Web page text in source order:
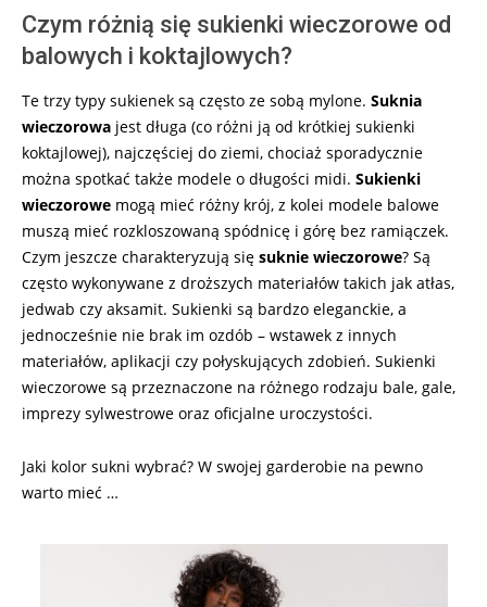
Czym różnią się sukienki wieczorowe od
balowych i koktajlowych?
Te trzy typy sukienek są często ze sobą mylone. Suknia
wieczorowa jest długa (co różni ją od krótkiej sukienki
koktajlowej), najczęściej do ziemi, chociaż sporadycznie
można spotkać także modele o długości midi. Sukienki
wieczorowe mogą mieć różny krój, z kolei modele balowe
muszą mieć rozkloszowaną spódnicę i górę bez ramiączek.
Czym jeszcze charakteryzują się suknie wieczorowe? Są
często wykonywane z droższych materiałów takich jak atłas,
jedwab czy aksamit. Sukienki są bardzo eleganckie, a
jednocześnie nie brak im ozdób – wstawek z innych
materiałów, aplikacji czy połyskujących zdobień. Sukienki
wieczorowe są przeznaczone na różnego rodzaju bale, gale,
imprezy sylwestrowe oraz oficjalne uroczystości.
Jaki kolor sukni wybrać? W swojej garderobie na pewno
warto mieć …